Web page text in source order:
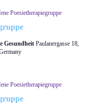
Poesietherapiegruppe
Gesundheit Paulanergasse 18,
Poesietherapiegruppe